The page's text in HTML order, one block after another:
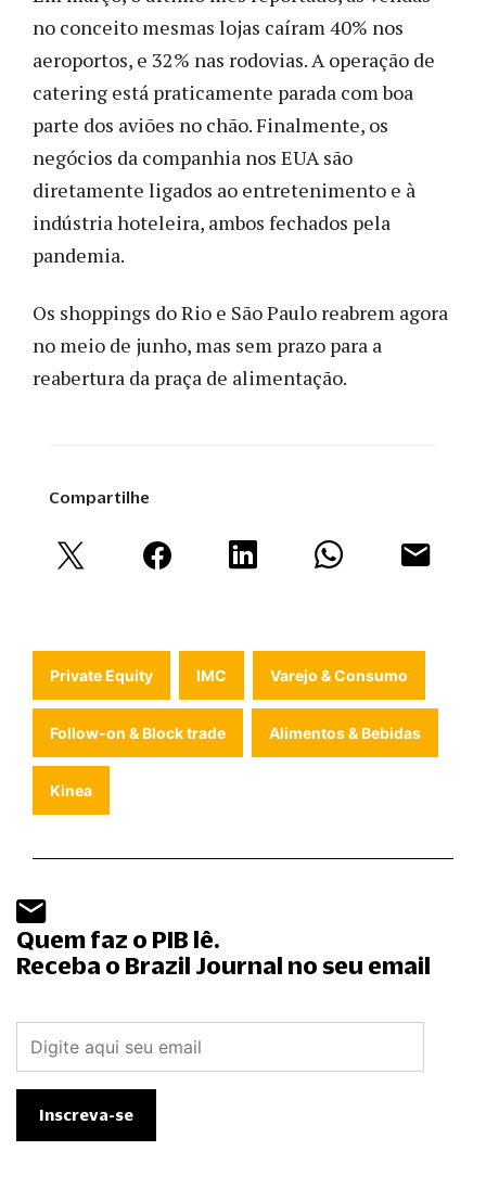
no conceito mesmas lojas caíram 40% nos
aeroportos, e 32% nas rodovias. A operação de
catering está praticamente parada com boa
parte dos aviões no chão. Finalmente, os
negócios da companhia nos EUA são
diretamente ligados ao entretenimento e à
indústria hoteleira, ambos fechados pela
pandemia.
Os shoppings do Rio e São Paulo reabrem agora
no meio de junho, mas sem prazo para a
reabertura da praça de alimentação.
Compartilhe
Private Equity IMC Varejo & Consumo
Follow-on & Block trade Alimentos & Bebidas
Kinea
Quem faz o PIB lê.
Receba o Brazil Journal no seu email